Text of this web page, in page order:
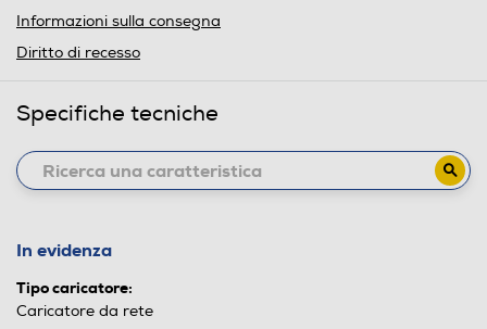
Informazioni sulla consegna
Diritto di recesso
Specifiche tecniche
In evidenza
Tipo caricatore:
Caricatore da rete